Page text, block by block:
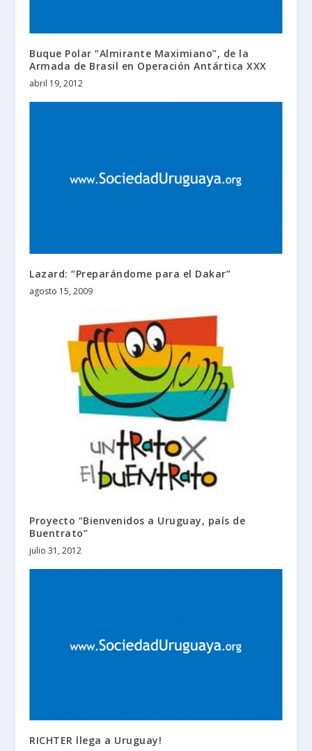
Buque Polar “Almirante Maximiano”, de la
Armada de Brasil en Operación Antártica XXX
abril 19, 2012
Lazard: “Preparándome para el Dakar”
agosto 15, 2009
Proyecto “Bienvenidos a Uruguay, país de
Buentrato”
julio 31, 2012
RICHTER llega a Uruguay!